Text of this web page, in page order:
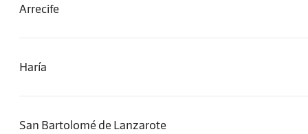
Arrecife
Haría
San Bartolomé de Lanzarote